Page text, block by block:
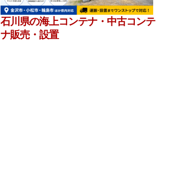
石川県の海上コンテナ・中古コンテ
ナ販売・設置